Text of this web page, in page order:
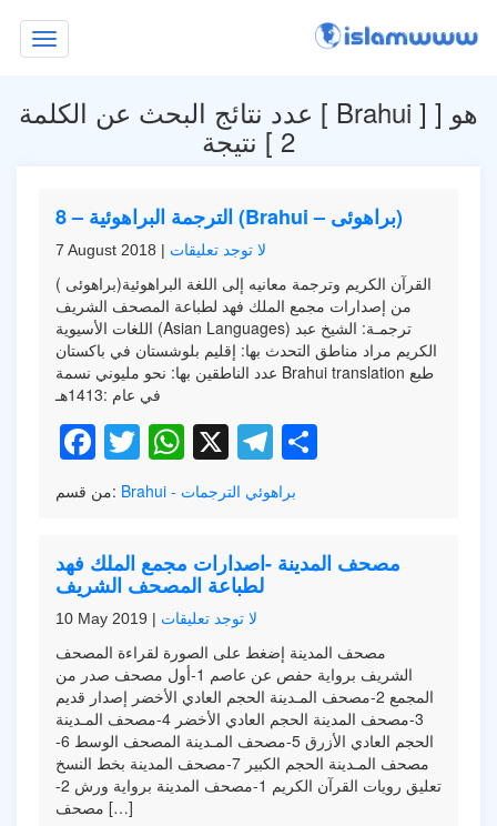
Toggle
navigation
عدد نتائج البحث عن الكلمة [ Brahui ] هو [
2 ] نتيجة
8 – الترجمة البراهوئية (Brahui – براهوئی)
7 August 2018 | لا توجد تعليقات
( براهوئی)القرآن الكريم وترجمة معانيه إلى اللغة البراهوئية
من إصدارات مجمع الملك فهد لطباعة المصحف الشريف
اللغات الأسيوية (Asian Languages) ترجمـة: الشيخ عبد
الكريم مراد مناطق التحدث بها: إقليم بلوشستان في باكستان
عدد الناطقين بها: نحو مليوني نسمة Brahui translation طبع
في عام :1413هـ
Facebook
Twitter
WhatsApp
X Telegram
من قسم: Brahui - براهوئي الترجمات
مصحف المدينة -اصدارات مجمع الملك فهد
لطباعة المصحف الشريف
10 May 2019 | لا توجد تعليقات
مصحف المدينة إضغط على الصورة لقراءة المصحف
الشريف برواية حفص عن عاصم 1-أول مصحف صدر من
المجمع 2-مصحف المـدينة الحجم العادي الأخضر إصدار قديم
3-مصحف المدينة الحجم العادي الأخضر 4-مصحف المـدينة
الحجم العادي الأزرق 5-مصحف المـدينة المصحف الوسط 6-
مصحف المـدينة الحجم الكبير 7-مصحف المدينة بخط النسخ
تعليق رويات القرآن الكريم 1-مصحف المدينة برواية ورش 2-
مصحف […]